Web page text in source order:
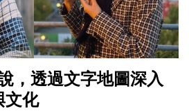
，透過文字地圖深入
文化